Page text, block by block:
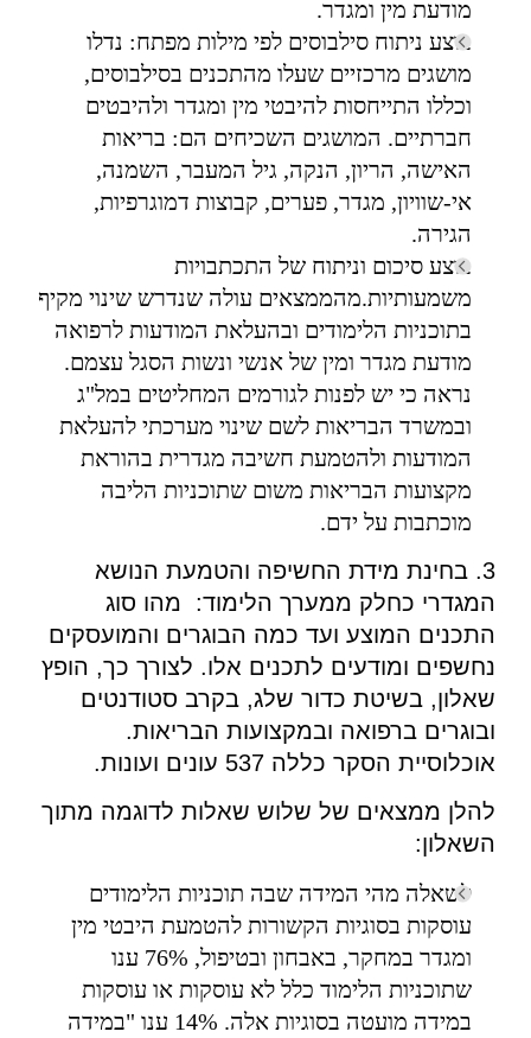
מודעת מין ומגדר.
בוצע ניתוח סילבוסים לפי מילות מפתח: נדלו
מושגים מרכזיים שעלו מהתכנים בסילבוסים,
וכללו התייחסות להיבטי מין ומגדר ולהיבטים
חברתיים. המושגים השכיחים הם: בריאות
האישה, הריון, הנקה, גיל המעבר, השמנה,
אי-שוויון, מגדר, פערים, קבוצות דמוגרפיות,
הגירה.
בוצע סיכום וניתוח של התכתבויות
משמעותיות.מהממצאים עולה שנדרש שינוי מקיף
בתוכניות הלימודים ובהעלאת המודעות לרפואה
מודעת מגדר ומין של אנשי ונשות הסגל עצמם.
נראה כי יש לפנות לגורמים המחליטים במל"ג
ובמשרד הבריאות לשם שינוי מערכתי להעלאת
המודעות ולהטמעת חשיבה מגדרית בהוראת
מקצועות הבריאות משום שתוכניות הליבה
מוכתבות על ידם.
3. בחינת מידת החשיפה והטמעת הנושא
המגדרי כחלק ממערך הלימוד: מהו סוג
התכנים המוצע ועד כמה הבוגרים והמועסקים
נחשפים ומודעים לתכנים אלו. לצורך כך, הופץ
שאלון, בשיטת כדור שלג, בקרב סטודנטים
ובוגרים ברפואה ובמקצועות הבריאות.
אוכלוסיית הסקר כללה 537 עונים ועונות.
להלן ממצאים של שלוש שאלות לדוגמה מתוך
השאלון:
לשאלה מהי המידה שבה תוכניות הלימודים
עוסקות בסוגיות הקשורות להטמעת היבטי מין
ומגדר במחקר, באבחון ובטיפול, 76% ענו
שתוכניות הלימוד כלל לא עוסקות או עוסקות
במידה מועטה בסוגיות אלה. 14% ענו "במידה